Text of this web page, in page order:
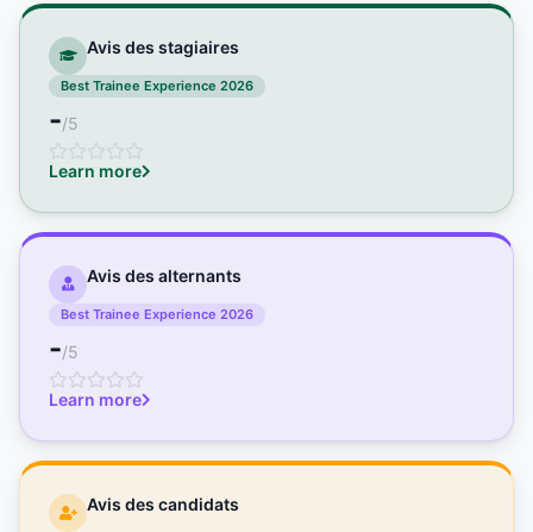
Avis des stagiaires
Best Trainee Experience 2026
-/5
Learn more
Avis des alternants
Best Trainee Experience 2026
-/5
Learn more
Avis des candidats